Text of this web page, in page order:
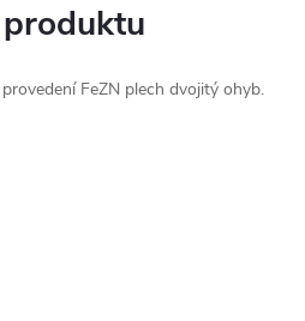
FeZN plech dvojitý ohyb.